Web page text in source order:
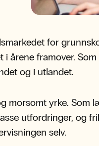
for
årene framover.
og i utlandet.
morsomt yrke. Som
utfordringer, og
selv.